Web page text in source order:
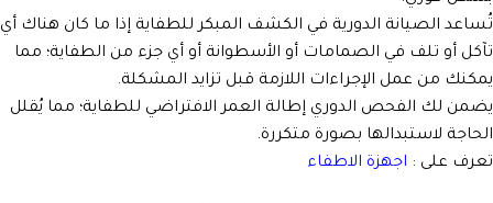
تُساعد الصيانة الدورية في الكشف المبكر للطفاية إذا ما كان هناك أي
تآكل أو تلف في الصمامات أو الأسطوانة أو أي جزء من الطفاية؛ مما
يمكنك من عمل الإجراءات اللازمة قبل تزايد المشكلة.
يضمن لك الفحص الدوري إطالة العمر الافتراضي للطفاية؛ مما يُقلل
الحاجة لاستبدالها بصورة متكررة.
تعرف على : اجهزة الاطفاء